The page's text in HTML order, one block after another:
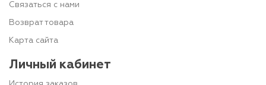
Связаться с нами
Возврат товара
Карта сайта
Личный кабинет